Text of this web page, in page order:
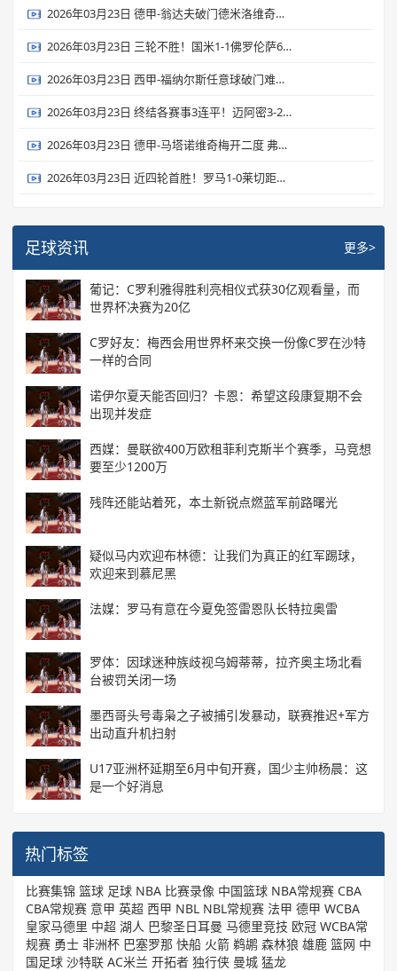
2026年03月23日 德甲-翁达夫破门德米洛维奇建功 德米洛维奇客场5-2奥格斯堡
2026年03月23日 三轮不胜！国米1-1佛罗伦萨6分领跑 皮奥40秒闪击巴雷拉进球被吹
2026年03月23日 西甲-福纳尔斯任意球破门难救主 贝蒂斯客场1-2毕尔巴鄂
2026年03月23日 终结各赛事3连平！迈阿密3-2纽约城 梅西任意球破门+两度中框
2026年03月23日 德甲-马塔诺维奇梅开二度 弗赖堡2-1逆转圣保利
2026年03月23日 近四轮首胜！罗马1-0莱切距前四3分 19岁瓦斯制胜埃尔莫索献助攻
足球资讯 更多>
葡记：C罗利雅得胜利亮相仪式获30亿观看量，而
世界杯决赛为20亿
C罗好友：梅西会用世界杯来交换一份像C罗在沙特
一样的合同
诺伊尔夏天能否回归？卡恩：希望这段康复期不会
出现并发症
西媒：曼联欲400万欧租菲利克斯半个赛季，马竞想
要至少1200万
残阵还能站着死，本土新锐点燃蓝军前路曙光
疑似马内欢迎布林德：让我们为真正的红军踢球，
欢迎来到慕尼黑
法媒：罗马有意在今夏免签雷恩队长特拉奥雷
罗体：因球迷种族歧视乌姆蒂蒂，拉齐奥主场北看
台被罚关闭一场
墨西哥头号毒枭之子被捕引发暴动，联赛推迟+军方
出动直升机扫射
U17亚洲杯延期至6月中旬开赛，国少主帅杨晨：这
是一个好消息
热门标签
比赛集锦 篮球 足球 NBA 比赛录像 中国篮球 NBA常规赛 CBA
CBA常规赛 意甲 英超 西甲 NBL NBL常规赛 法甲 德甲 WCBA
皇家马德里 中超 湖人 巴黎圣日耳曼 马德里竞技 欧冠 WCBA常
规赛 勇士 非洲杯 巴塞罗那 快船 火箭 鹈鹕 森林狼 雄鹿 篮网 中
国足球 沙特联 AC米兰 开拓者 独行侠 曼城 猛龙